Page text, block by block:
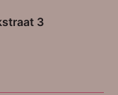
3